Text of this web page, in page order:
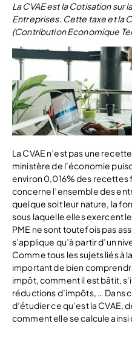
La CVAE est la Cotisation sur
Entreprises. Cette taxe et la
(Contribution Economique
La CVAE n’est pas une
ministère de l’économie
environ 0,016% des
concerne l’ensemble des
quelque soit leur nature, la
sous laquelle elles exercent
PME ne sont toutefois pas
s’applique qu’à partir d’un
Comme tous les sujets liés à
important de bien
impôt, comment il est bâtit,
réductions d’impôts, … Dans
d’étudier ce qu’est la CVAE,
comment elle se calcule